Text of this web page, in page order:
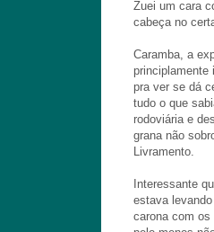
Zuei um cara
cabeça no
Caramba, a
principlamente
pra ver se dá
tudo o que
rodoviária e
grana não
Livramento.
Interessante
estava
carona com